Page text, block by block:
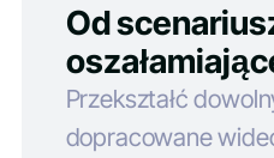
Od
Przekształć
dopracowane